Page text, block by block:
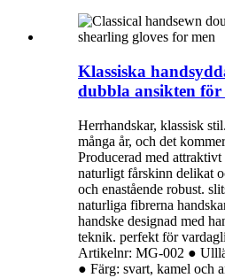
Klassiska
dubbla ansikten
Herrhandskar, klassisk
många år, och det
Producerad med
naturligt fårskinn delikat
och enastående robust.
naturliga fibrerna
handske designad med
teknik. perfekt för
Artikelnr: MG-002 ●
● Färg: svart, kamel och